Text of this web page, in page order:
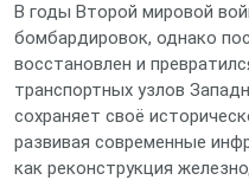
В годы Второй мировой
бомбардировок, однако
восстановлен и
транспортных узлов
сохраняет своё
развивая современные
как реконструкция